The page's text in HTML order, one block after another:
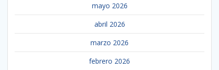
mayo 2026
abril 2026
marzo 2026
febrero 2026